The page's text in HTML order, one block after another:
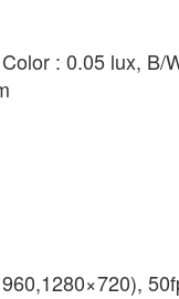
: 0.05 lux, B/